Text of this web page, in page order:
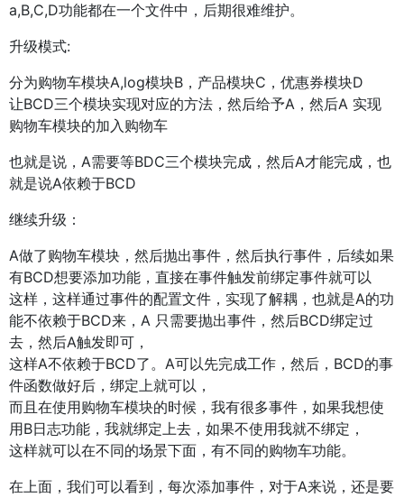
a,B,C,D功能都在一个文件中，后期很难维护。
升级模式:
分为购物车模块A,log模块B，产品模块C，优惠券模块D
让BCD三个模块实现对应的方法，然后给予A，然后A 实现
购物车模块的加入购物车
也就是说，A需要等BDC三个模块完成，然后A才能完成，也
就是说A依赖于BCD
继续升级：
A做了购物车模块，然后抛出事件，然后执行事件，后续如果
有BCD想要添加功能，直接在事件触发前绑定事件就可以
这样，这样通过事件的配置文件，实现了解耦，也就是A的功
能不依赖于BCD来，A 只需要抛出事件，然后BCD绑定过
去，然后A触发即可，
这样A不依赖于BCD了。A可以先完成工作，然后，BCD的事
件函数做好后，绑定上就可以，
而且在使用购物车模块的时候，我有很多事件，如果我想使
用B日志功能，我就绑定上去，如果不使用我就不绑定，
这样就可以在不同的场景下面，有不同的购物车功能。
在上面，我们可以看到，每次添加事件，对于A来说，还是要